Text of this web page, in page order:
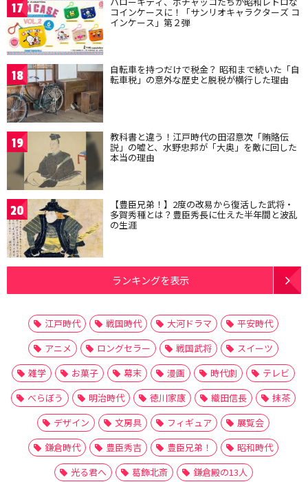
17 コインケースに！「サンリオキャラクターズ コ
インケース」第２弾
18 自転車を持つだけで税金？ 昭和まで続いた「自
転車税」の意外な歴史と脱税が横行した理由
19 教科書と違う！江戸時代の田沼意次「賄賂伝
説」の嘘と、水野忠邦が「大奥」を敵に回した
本当の理由
20 【豊臣兄弟！】2度の改易から復活した武将・
多賀秀種とは？豊臣秀長に仕えた半年間と波乱
の生涯
ランキングを表示
江戸時代 戦国時代 大河ドラマ
平安時代
アニメ
ロングセラー 戦国武将
スイーツ
雑学
お菓子 幕末 漫画 時代劇
テレビ
べらぼう
明治時代 徳川家康 織田信長
抹茶
デザイン
文房具 フィギュア
展覧会
鎌倉時代
豊臣秀吉 豊臣兄弟！
昭和時代
光る君へ
葛飾北斎 鎌倉殿の13人